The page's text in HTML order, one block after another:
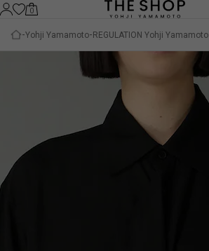
0
Yohji Yamamoto REGULATION Yohji Yamamoto